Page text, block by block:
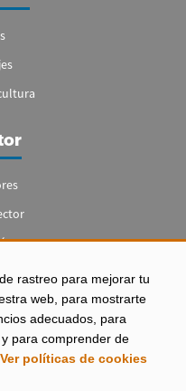
rastreo para mejorar tu
web, para mostrarte
adecuados, para
para comprender de
Ver políticas de cookies